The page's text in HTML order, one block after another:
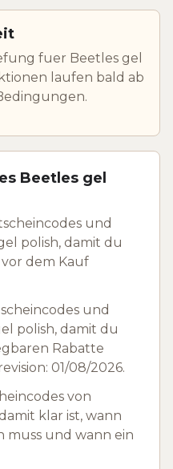
fuer Beetles gel
laufen bald ab
Beetles gel
und
polish, damit du
dem Kauf
und
polish, damit du
Rabatte
01/08/2026.
von
klar ist, wann
muss und wann ein